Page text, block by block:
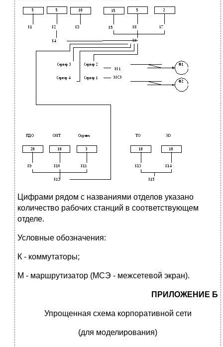
Цифрами рядом с названиями отделов указано
количество рабочих станций в соответствующем
отделе.
Условные обозначения:
К - коммутаторы;
М - маршрутизатор (МСЭ - межсетевой экран).
ПРИЛОЖЕНИЕ Б
Упрощенная схема корпоративной сети
(для моделирования)